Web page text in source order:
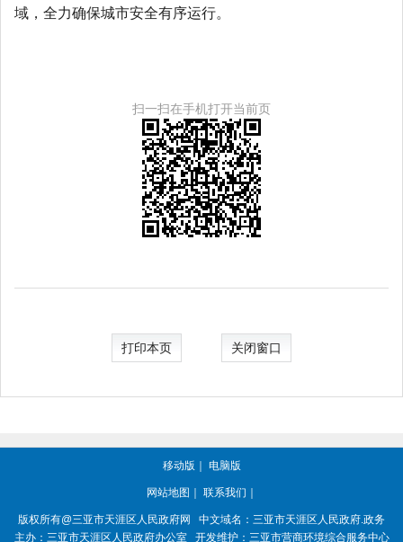
域，全力确保城市安全有序运行。
扫一扫在手机打开当前页
打印本页 关闭窗口
移动版 电脑版
网站地图 联系我们
版权所有@三亚市天涯区人民政府网 中文域名： 三亚市天涯区人民政府.政务
主办：三亚市天涯区人民政府办公室 开发维护：三亚市营商环境综合服务中心